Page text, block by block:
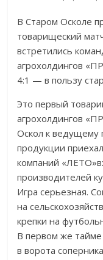
В Старом Осколе
товарищеский
встретились
агрохолдингов «
4:1 — в пользу
Это первый
агрохолдингов «
Оскол к ведущему
продукции
компаний «ЛЕТО»
производителей
Игра серьезная.
на
крепки на
В первом же
в ворота